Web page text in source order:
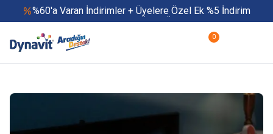
%60'a Varan İndirimler + Üyelere Özel Ek %5 İndirim
Yaz Boyu 500 TL ve Üzeri Ücretsiz Kargo
Yaza Özel Fırsatlar Başladı
0